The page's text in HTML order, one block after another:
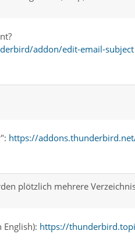
addon/edit-email-subject
https://
plötzlich mehrere
https://